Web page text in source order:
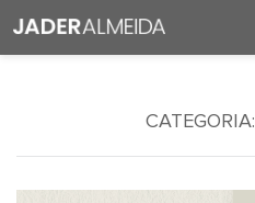
CATEGORIA: